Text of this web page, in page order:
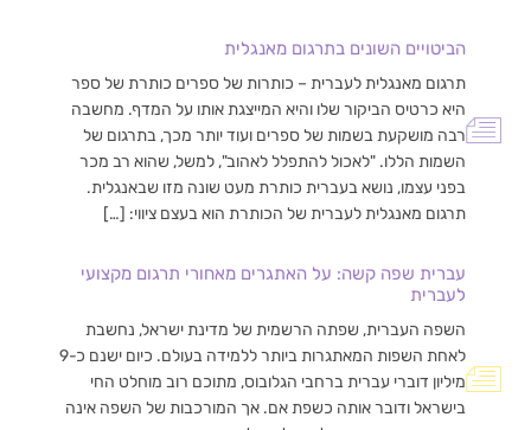
הביטויים השונים בתרגום מאנגלית
תרגום מאנגלית לעברית – כותרות של ספרים כותרת של ספר
היא כרטיס הביקור שלו והיא המייצגת אותו על המדף. מחשבה
רבה מושקעת בשמות של ספרים ועוד יותר מכך, בתרגום של
השמות הללו. "לאכול להתפלל לאהוב", למשל, שהוא רב מכר
בפני עצמו, נושא בעברית כותרת מעט שונה מזו שבאנגלית.
תרגום מאנגלית לעברית של הכותרת הוא בעצם ציווי: […]
עברית שפה קשה: על האתגרים מאחורי תרגום מקצועי
לעברית
השפה העברית, שפתה הרשמית של מדינת ישראל, נחשבת
לאחת השפות המאתגרות ביותר ללמידה בעולם. כיום ישנם כ-9
מיליון דוברי עברית ברחבי הגלובוס, מתוכם רוב מוחלט החי
בישראל ודובר אותה כשפת אם. אך המורכבות של השפה אינה